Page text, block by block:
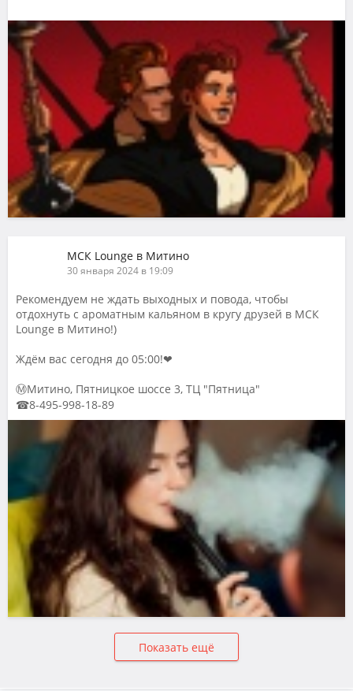
МСК Lounge в Митино
30 января 2024 в 19:09
Рекомендуем не ждать выходных и повода, чтобы
отдохнуть с ароматным кальяном в кругу друзей в МСК
Lounge в Митино!)
Ждём вас сегодня до 05:00!❤
ⓂМитино, Пятницкое шоссе 3, ТЦ "Пятница"
☎8-495-998-18-89
Показать ещё